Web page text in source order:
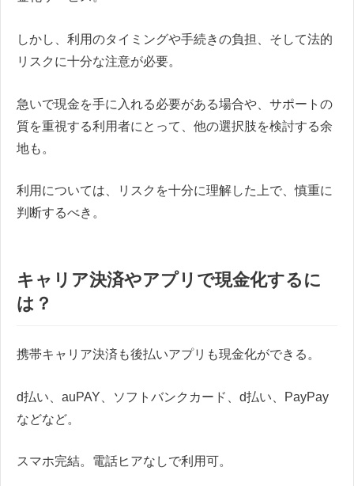
しかし、利用のタイミングや手続きの負担、そして法的
リスクに十分な注意が必要。
急いで現金を手に入れる必要がある場合や、サポートの
質を重視する利用者にとって、他の選択肢を検討する余
地も。
利用については、リスクを十分に理解した上で、慎重に
判断するべき。
キャリア決済やアプリで現金化するに
は？
携帯キャリア決済も後払いアプリも現金化ができる。
d払い、auPAY、ソフトバンクカード、d払い、PayPay
などなど。
スマホ完結。電話ヒアなしで利用可。